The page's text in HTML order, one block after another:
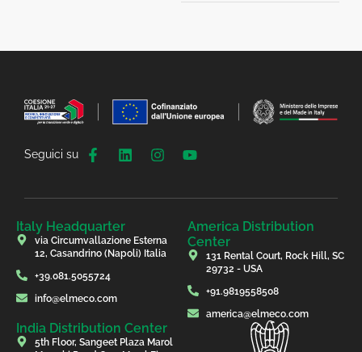
Seguici su
Italy Headquarter
via Circumvallazione Esterna
12, Casandrino (Napoli) Italia
+39.081.5055724
info@elmeco.com
America Distribution
Center
131 Rental Court, Rock Hill, SC
29732 - USA
+91.9819558508
america@elmeco.com
India Distribution Center
5th Floor, Sangeet Plaza Marol